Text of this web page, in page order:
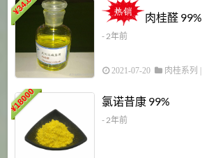
¥
34.8
肉桂醛 99%
- 2年前
2021-07-20 肉桂系列
¥
18000 氯诺昔康 99%
- 2年前